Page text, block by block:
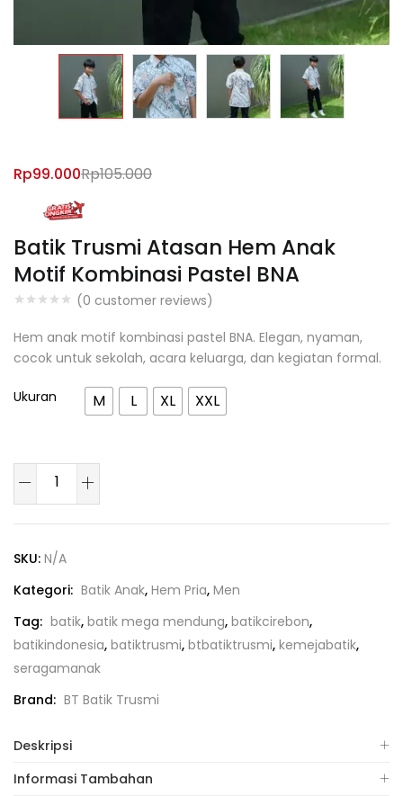
Batik Trusmi Atasan Hem Anak
Motif Kombinasi Pastel BNA
(0 customer reviews)
Rp99.000Rp105.000
Hem anak motif kombinasi pastel BNA. Elegan, nyaman,
cocok untuk sekolah, acara keluarga, dan kegiatan formal.
Ukuran M L XL XXL
SKU: N/A
Kategori: Batik Anak, Hem Pria, Men
Tag: batik, batik mega mendung, batikcirebon,
batikindonesia, batiktrusmi, btbatiktrusmi, kemejabatik,
seragamanak
Brand: BT Batik Trusmi
Deskripsi
Informasi Tambahan